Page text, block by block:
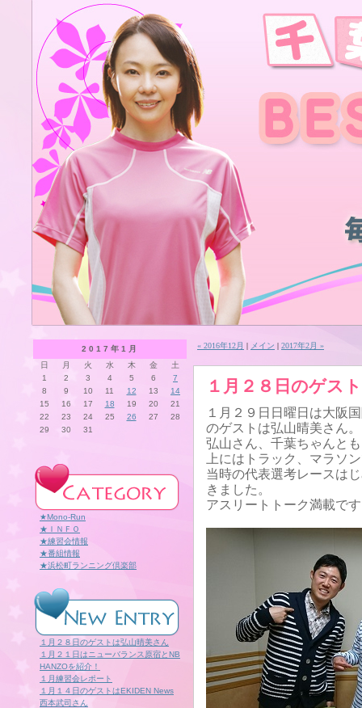
2017年1月
日
月 火 水 木 金
土
1
2 3 4 5 6
7
8
9 10 11 12 13
14
15
16 17 18 19 20
21
22
23 24 25 26 27
28
29
30 31
★Mono-Run
★ＩＮＦＯ
★練習会情報
★番組情報
★浜松町ランニング倶楽部
１月２８日のゲストは弘山晴美さん
１月２１日はニューバランス原宿とNB
HANZOを紹介！
１月練習会レポート
１月１４日のゲストはEKIDEN News
西本武司さん
« 2016年12月 | メイン | 2017年2月 »
１月２８日のゲス
１月２９日日曜日は大阪
のゲストは弘山晴美さん。
弘山さん、千葉ちゃんと
上にはトラック、マラソ
当時の代表選考レースは
きました。
アスリートトーク満載で